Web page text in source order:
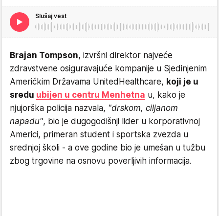
Slušaj vest
Brajan Tompson, izvršni direktor najveće
zdravstvene osiguravajuće kompanije u Sjedinjenim
Američkim Državama UnitedHealthcare, koji je u
sredu ubijen u centru Menhetna u, kako je
njujorška policija nazvala, "drskom, ciljanom
napadu", bio je dugogodišnji lider u korporativnoj
Americi, primeran student i sportska zvezda u
srednjoj školi - a ove godine bio je umešan u tužbu
zbog trgovine na osnovu poverljivih informacija.